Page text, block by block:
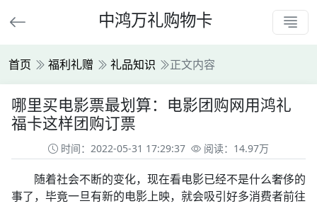
中鸿万礼购物卡
首页 福利礼赠 礼品知识 正文内容
哪里买电影票最划算：电影团购网用鸿礼
福卡这样团购订票
时间：2022-05-31 17:29:37 阅读：14.97万
随着社会不断的变化，现在看电影已经不是什么奢侈的
事了，毕竟一旦有新的电影上映，就会吸引好多消费者前往